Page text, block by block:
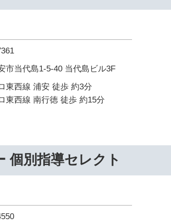
市当代島1-5-40 当代島ビル3F
東西線 浦安 徒歩 約3分
東西線 南行徳 徒歩 約15分
個別指導セレクト